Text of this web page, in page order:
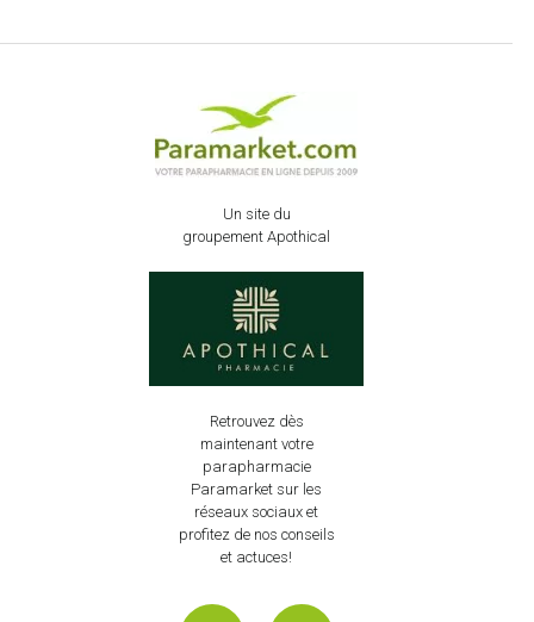
Un site du
groupement Apothical
Retrouvez dès
maintenant votre
parapharmacie
Paramarket sur les
réseaux sociaux et
profitez de nos conseils
et actuces!